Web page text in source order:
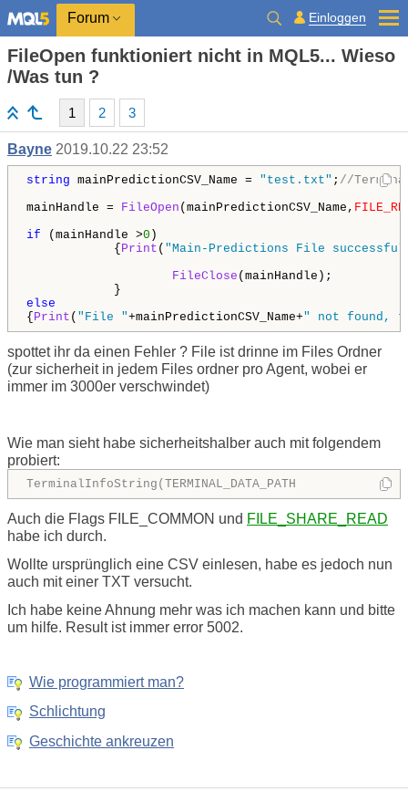
Forum Einloggen
FileOpen funktioniert nicht in MQL5... Wieso
/Was tun ?
1 2 3
Bayne 2019.10.22 23:52
string mainPredictionCSV_Name = "test.txt" ; //
mainHandle = FileOpen (mainPredictionCSV_Name,
if (mainHandle >0 )
{ Print ( "Main-Predictions File
FileClose (mainHandle);
else
{ Print ( "File "+mainPredictionCSV_Name+" not found,
spottet ihr da einen Fehler ? File ist drinne im Files Ordner
(zur sicherheit in jedem Files ordner pro Agent, wobei er
immer im 3000er verschwindet)
Wie man sieht habe sicherheitshalber auch mit folgendem
probiert:
TerminalInfoString(TERMINAL_DATA_PATH
Auch die Flags FILE_COMMON und FILE_SHARE_READ
habe ich durch.
Wollte ursprünglich eine CSV einlesen, habe es jedoch nun
auch mit einer TXT versucht.
Ich habe keine Ahnung mehr was ich machen kann und bitte
um hilfe. Result ist immer error 5002.
Wie programmiert man?
Schlichtung
Geschichte ankreuzen